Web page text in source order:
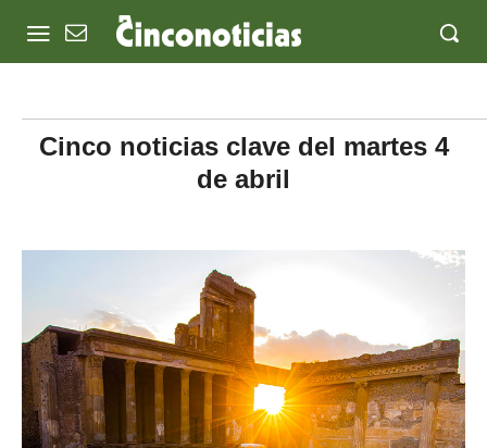
Cinco noticias clave del martes 4
de abril